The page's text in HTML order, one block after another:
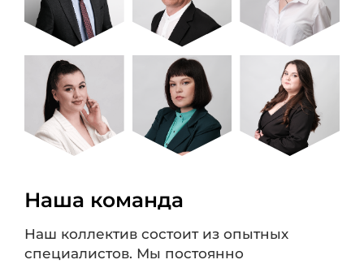
Наша команда
Наш коллектив состоит из опытных
специалистов. Мы постоянно